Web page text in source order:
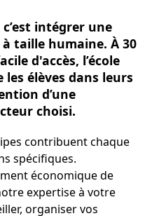
intégrer une
taille humaine. À 30
d'accès, l’école
élèves dans leurs
d’une
choisi.
contribuent chaque
spécifiques.
économique de
expertise à votre
organiser vos